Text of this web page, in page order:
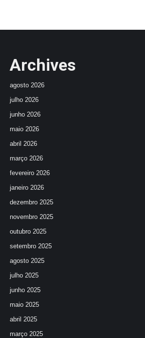
Archives
agosto 2026
julho 2026
junho 2026
maio 2026
abril 2026
março 2026
fevereiro 2026
janeiro 2026
dezembro 2025
novembro 2025
outubro 2025
setembro 2025
agosto 2025
julho 2025
junho 2025
maio 2025
abril 2025
março 2025